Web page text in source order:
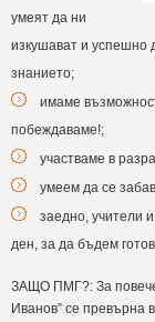
умеят да ни
изкушават и успешно
знанието;
имаме
побеждаваме!;
участваме в
умеем да се
заедно, учители
ден, за да бъдем
ЗАЩО ПМГ?: За
Иванов” се превърна